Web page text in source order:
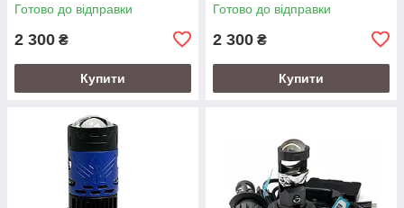
Готово до відправки
2 300 ₴
Купити
Готово до відправки
2 300 ₴
Купити